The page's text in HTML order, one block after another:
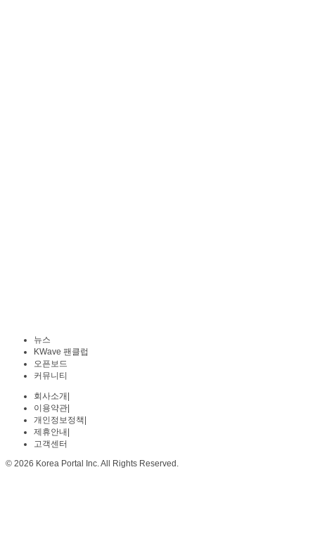
뉴스
KWave 팬클럽
오픈보드
커뮤니티
회사소개
이용약관
개인정보정책
제휴안내
고객센터
© 2026 Korea Portal Inc. All Rights Reserved.